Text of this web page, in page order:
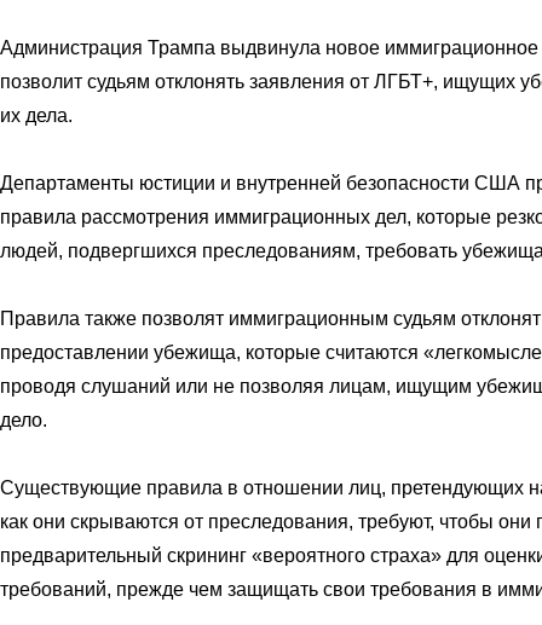
Администрация Трампа выдвинула новое иммиграционное
позволит судьям отклонять заявления от ЛГБТ+, ищущих
их дела.
Департаменты юстиции и внутренней безопасности США
правила рассмотрения иммиграционных дел, которые
людей, подвергшихся преследованиям, требовать
Правила также позволят иммиграционным судьям
предоставлении убежища, которые считаются
проводя слушаний или не позволяя лицам, ищущим
дело.
Существующие правила в отношении лиц, претендующих
как они скрываются от преследования, требуют, чтобы они
предварительный скрининг «вероятного страха» для
требований, прежде чем защищать свои требования в